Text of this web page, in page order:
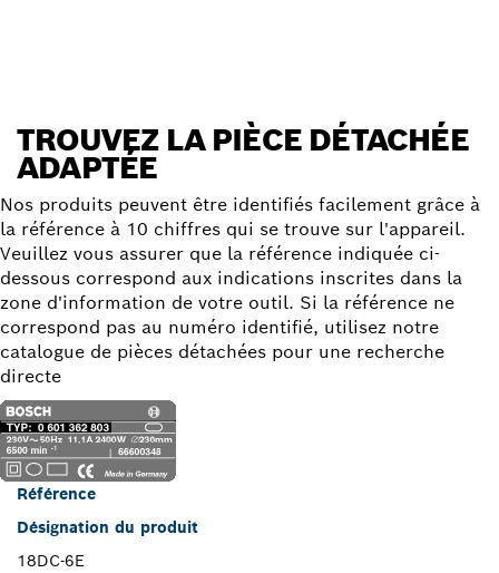
TROUVEZ LA PIÈCE DÉTACHÉE
ADAPTÉE
Nos produits peuvent être identifiés facilement grâce à
la référence à 10 chiffres qui se trouve sur l'appareil.
Veuillez vous assurer que la référence indiquée ci-
dessous correspond aux indications inscrites dans la
zone d'information de votre outil. Si la référence ne
correspond pas au numéro identifié, utilisez notre
catalogue de pièces détachées pour une recherche
directe
Référence
Désignation du produit
18DC-6E